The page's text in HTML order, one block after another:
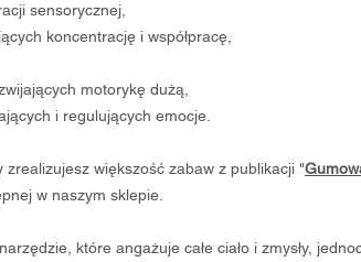
sensorycznej,
koncentrację i współpracę,
motorykę dużą,
i regulujących emocje.
zrealizujesz większość zabaw z publikacji "
w naszym sklepie.
które angażuje całe ciało i zmysły,